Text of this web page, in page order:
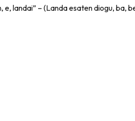
landai” – (Landa esaten diogu, ba,